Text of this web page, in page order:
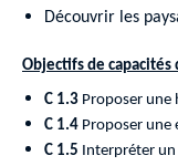
Découvrir les
Objectifs de capacités
C 1.3 Proposer une
C 1.4 Proposer une
C 1.5 Interpréter